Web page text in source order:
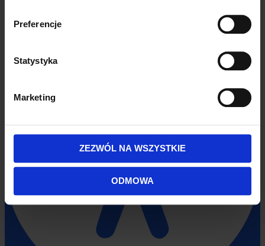
Preferencje
Statystyka
Marketing
ZEZWÓL NA WSZYSTKIE
ODMOWA